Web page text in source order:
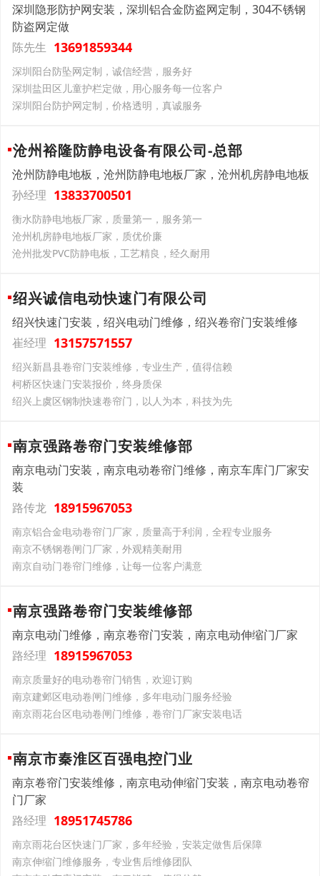
深圳隐形防护网安装，深圳铝合金防盗网定制，304不锈钢
防盗网定做
陈先生 13691859344
深圳阳台防坠网定制，诚信经营，服务好
深圳盐田区儿童护栏定做，用心服务每一位客户
深圳阳台防护网定制，价格透明，真诚服务
沧州裕隆防静电设备有限公司-总部
沧州防静电地板，沧州防静电地板厂家，沧州机房静电地板
孙经理 13833700501
衡水防静电地板厂家，质量第一，服务第一
沧州机房静电地板厂家，质优价廉
沧州批发PVC防静电板，工艺精良，经久耐用
绍兴诚信电动快速门有限公司
绍兴快速门安装，绍兴电动门维修，绍兴卷帘门安装维修
崔经理 13157571557
绍兴新昌县卷帘门安装维修，专业生产，值得信赖
柯桥区快速门安装报价，终身质保
绍兴上虞区钢制快速卷帘门，以人为本，科技为先
南京强路卷帘门安装维修部
南京电动门安装，南京电动卷帘门维修，南京车库门厂家安
装
路传龙 18915967053
南京铝合金电动卷帘门厂家，质量高于利润，全程专业服务
南京不锈钢卷闸门厂家，外观精美耐用
南京自动门卷帘门维修，让每一位客户满意
南京强路卷帘门安装维修部
南京电动门维修，南京卷帘门安装，南京电动伸缩门厂家
路经理 18915967053
南京质量好的电动卷帘门销售，欢迎订购
南京建邺区电动卷闸门维修，多年电动门服务经验
南京雨花台区电动卷闸门维修，卷帘门厂家安装电话
南京市秦淮区百强电控门业
南京卷帘门安装维修，南京电动伸缩门安装，南京电动卷帘
门厂家
路经理 18951745786
南京雨花台区快速门厂家，多年经验，安装定做售后保障
南京伸缩门维修服务，专业售后维修团队